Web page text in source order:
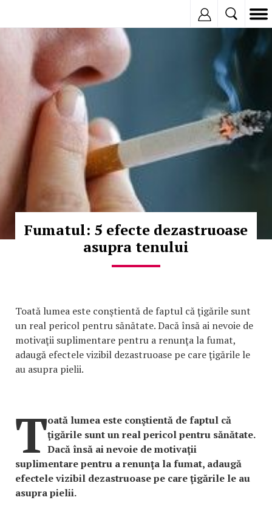
© Copyright: iStockphoto
Fumatul: 5 efecte dezastruoase
asupra tenului
Toată lumea este conştientă de faptul că ţigările sunt
un real pericol pentru sănătate. Dacă însă ai nevoie de
motivaţii suplimentare pentru a renunţa la fumat,
adaugă efectele vizibil dezastruoase pe care ţigările le
au asupra pielii.
Toată lumea este conştientă de faptul că
ţigările sunt un real pericol pentru sănătate.
Dacă însă ai nevoie de motivaţii
suplimentare pentru a renunţa la fumat, adaugă
efectele vizibil dezastruoase pe care ţigările le au
asupra pielii.